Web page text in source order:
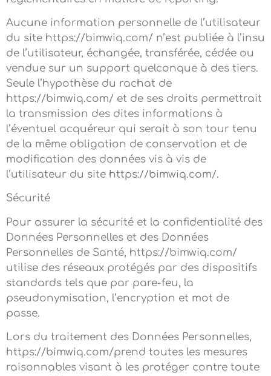
Aucune information personnelle de l’utilisateur
du site https://bimwiq.com/ n’est publiée à l’insu
de l’utilisateur, échangée, transférée, cédée ou
vendue sur un support quelconque à des tiers.
Seule l’hypothèse du rachat de
https://bimwiq.com/ et de ses droits permettrait
la transmission des dites informations à
l’éventuel acquéreur qui serait à son tour tenu
de la même obligation de conservation et de
modification des données vis à vis de
l’utilisateur du site https://bimwiq.com/.
Sécurité
Pour assurer la sécurité et la confidentialité des
Données Personnelles et des Données
Personnelles de Santé, https://bimwiq.com/
utilise des réseaux protégés par des dispositifs
standards tels que par pare-feu, la
pseudonymisation, l’encryption et mot de
passe.
Lors du traitement des Données Personnelles,
https://bimwiq.com/prend toutes les mesures
raisonnables visant à les protéger contre toute